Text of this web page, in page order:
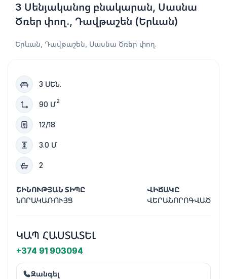
3 Սենյականոց բնակարան, Սասնա
Ծռեր փող., Դավթաշեն (Երևան)
Երևան, Դավթաշեն, Սասնա Ծռեր փող.
3 ՍԵՆ.
90 Մ2
12/18
3.0 Մ
2
ՇԻՆՈՒԹՅԱՆ ՏԻՊԸ
ՆՈՐԱԿԱՌՈՒՅՑ
ՎԻՃԱԿԸ
ՎԵՐԱՆՈՐՈԳՎԱԾ
ԿԱՊ ՀԱՍՏԱՏԵԼ
+374 91 903094
Զանգել